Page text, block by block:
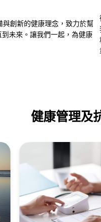
創新的健康理念，致力於幫
未來。讓我們一起，為健康
健康管理及